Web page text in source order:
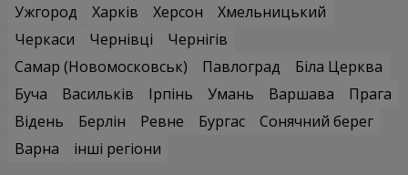
Ужгород
Харків Херсон
Хмельницький
Черкаси
Чернівці
Чернігів
Самар (Новомосковськ)
Павлоград
Біла Церква
Буча
Васильків Ірпінь Умань Варшава
Прага
Відень
Берлін Ревне Бургас
Сонячний берег
Варна
інші регіони